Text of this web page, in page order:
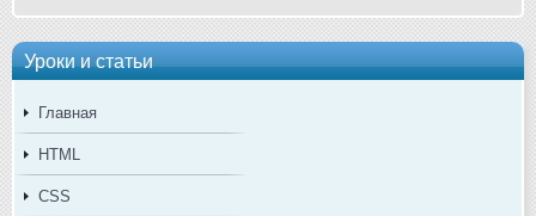
Уроки и статьи
Главная
HTML
CSS